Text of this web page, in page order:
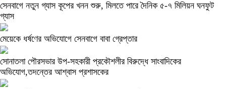
সেনবাগে নতুন গ্যাস কূপের খনন শুরু, মিলতে পারে দৈনিক ৫-৭ মিলিয়ন ঘনফুট
গ্যাস
মেয়েকে ধর্ষণের অভিযোগে সেনবাগে বাবা গ্রেপ্তার
সোনাতলা পৌরসভার উপ-সহকারী প্রকৌশলীর বিরুদ্ধে সাংবাদিকের
অভিযোগ,তদন্তের আশ্বাস প্রশাসকের